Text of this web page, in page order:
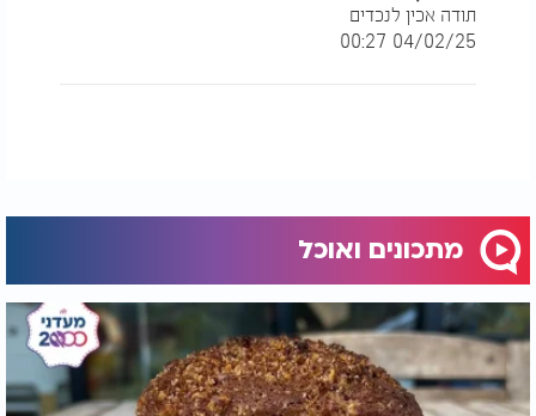
תודה אכין לנכדים
04/02/25 00:27
מתכונים ואוכל